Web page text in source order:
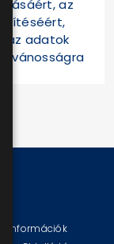
az
az adatok
információk